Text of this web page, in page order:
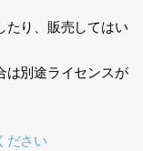
り、販売してはい
別途ライセンスが
ださい